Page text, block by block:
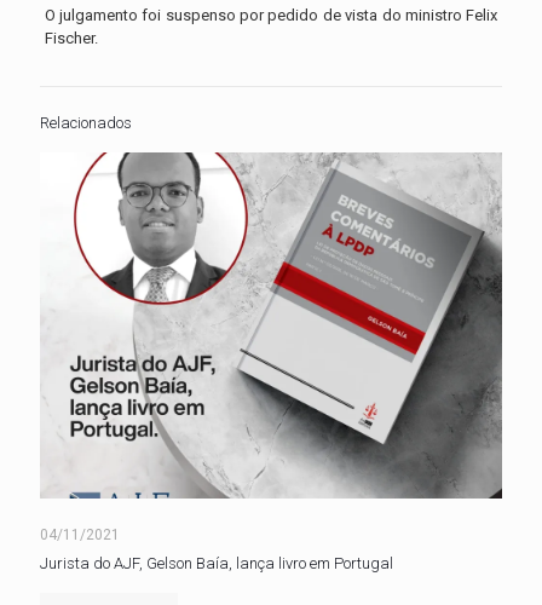
O julgamento foi suspenso por pedido de vista do ministro Felix
Fischer.
Relacionados
04/11/2021
Jurista do AJF, Gelson Baía, lança livro em Portugal